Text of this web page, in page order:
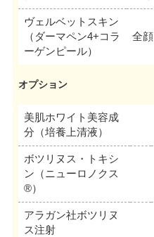
ヴェルベットスキン
（ダーマペン4+コラ
ーゲンピール）
全顔
オプション
美肌ホワイト美容成
分（培養上清液）
ボツリヌス・トキシ
ン（ニューロノクス
®）
アラガン社ボツリヌ
ス注射